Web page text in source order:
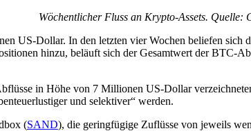
Wöchentlicher Fluss an Krypto-Assets. Quelle:
US-Dollar. In den letzten vier Wochen beliefen
hinzu, beläuft sich der Gesamtwert der BTC-
in Höhe von 7 Millionen US-Dollar
und selektiver“ werden.
(SAND), die geringfügige Zuflüsse von jeweils